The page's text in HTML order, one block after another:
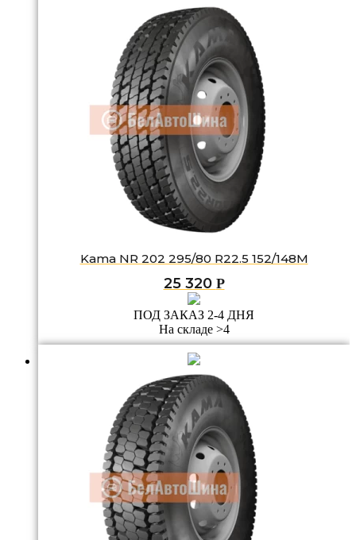
Kama NR 202 295/80 R22.5 152/148M
25 320 Р
ПОД ЗАКАЗ 2-4 ДНЯ
На складе >4